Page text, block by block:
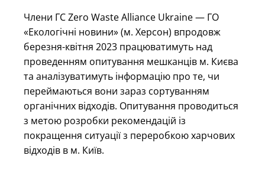
Члени ГС Zero Waste Alliance Ukraine — ГО
«Екологічні новини» (м. Херсон) впродовж
березня-квітня 2023 працюватимуть над
проведенням опитування мешканців м. Києва
та аналізуватимуть інформацію про те, чи
переймаються вони зараз сортуванням
органічних відходів. Опитування проводиться
з метою розробки рекомендацій із
покращення ситуації з переробкою харчових
відходів в м. Київ.